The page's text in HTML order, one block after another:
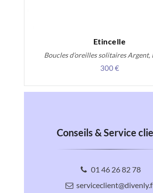
Etincelle
Boucles d’oreilles solitaires
300 €
Conseils & Service
01 46 26 82 78